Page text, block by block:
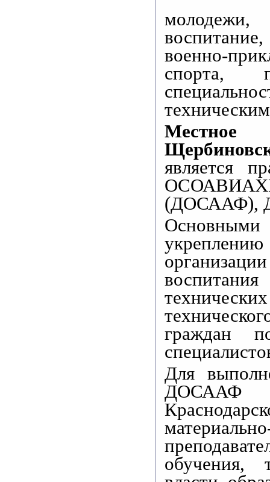
молодежи,
военно-
спорта,
является
(ДОСААФ),
граждан
Для
ДОСААФ
обучения,